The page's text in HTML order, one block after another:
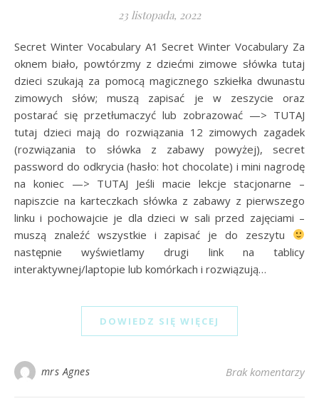
23 listopada, 2022
Secret Winter Vocabulary A1 Secret Winter Vocabulary Za
oknem biało, powtórzmy z dziećmi zimowe słówka tutaj
dzieci szukają za pomocą magicznego szkiełka dwunastu
zimowych słów; muszą zapisać je w zeszycie oraz
postarać się przetłumaczyć lub zobrazować —> TUTAJ
tutaj dzieci mają do rozwiązania 12 zimowych zagadek
(rozwiązania to słówka z zabawy powyżej), secret
password do odkrycia (hasło: hot chocolate) i mini nagrodę
na koniec —> TUTAJ Jeśli macie lekcje stacjonarne –
napiszcie na karteczkach słówka z zabawy z pierwszego
linku i pochowajcie je dla dzieci w sali przed zajęciami –
muszą znaleźć wszystkie i zapisać je do zeszytu
następnie wyświetlamy drugi link na tablicy
interaktywnej/laptopie lub komórkach i rozwiązują…
DOWIEDZ SIĘ WIĘCEJ
mrs Agnes Brak komentarzy